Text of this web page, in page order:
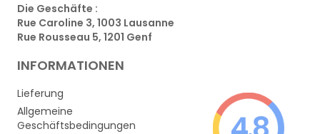
Die Geschäfte :
Rue Caroline 3, 1003 Lausanne
Rue Rousseau 5, 1201 Genf
INFORMATIONEN
Lieferung
Allgemeine
Geschäftsbedingungen